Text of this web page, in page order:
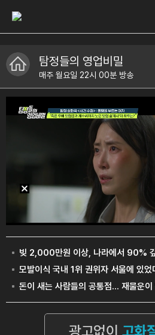
탐정들의 영업비밀
매주 월요일 22시 00분 방송